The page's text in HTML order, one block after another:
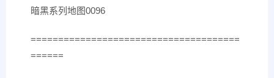
暗黑系列地图0096
======================================
======